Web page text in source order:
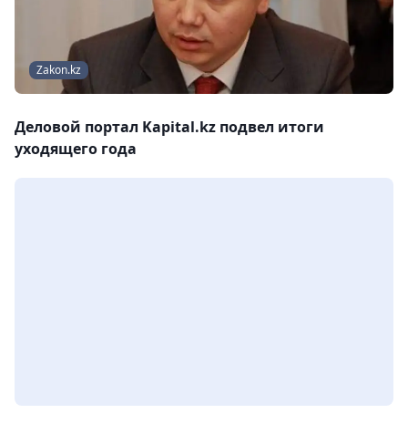
Zakon.kz
Деловой портал Kapital.kz подвел итоги
уходящего года